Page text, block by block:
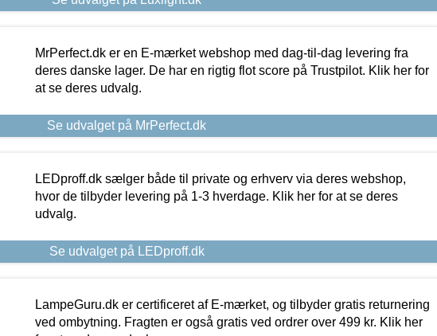
MrPerfect.dk er en E-mærket webshop med dag-til-dag levering fra
deres danske lager. De har en rigtig flot score på Trustpilot. Klik her for
at se deres udvalg.
Se udvalget på MrPerfect.dk
LEDproff.dk sælger både til private og erhverv via deres webshop,
hvor de tilbyder levering på 1-3 hverdage. Klik her for at se deres
udvalg.
Se udvalget på LEDproff.dk
LampeGuru.dk er certificeret af E-mærket, og tilbyder gratis returnering
ved ombytning. Fragten er også gratis ved ordrer over 499 kr. Klik her